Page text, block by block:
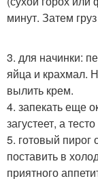
минут. Затем
3. для начинки:
яйца и крахмал.
вылить крем.
4. запекать еще
загустеет, а
5. готовый пирог
поставить в
приятного